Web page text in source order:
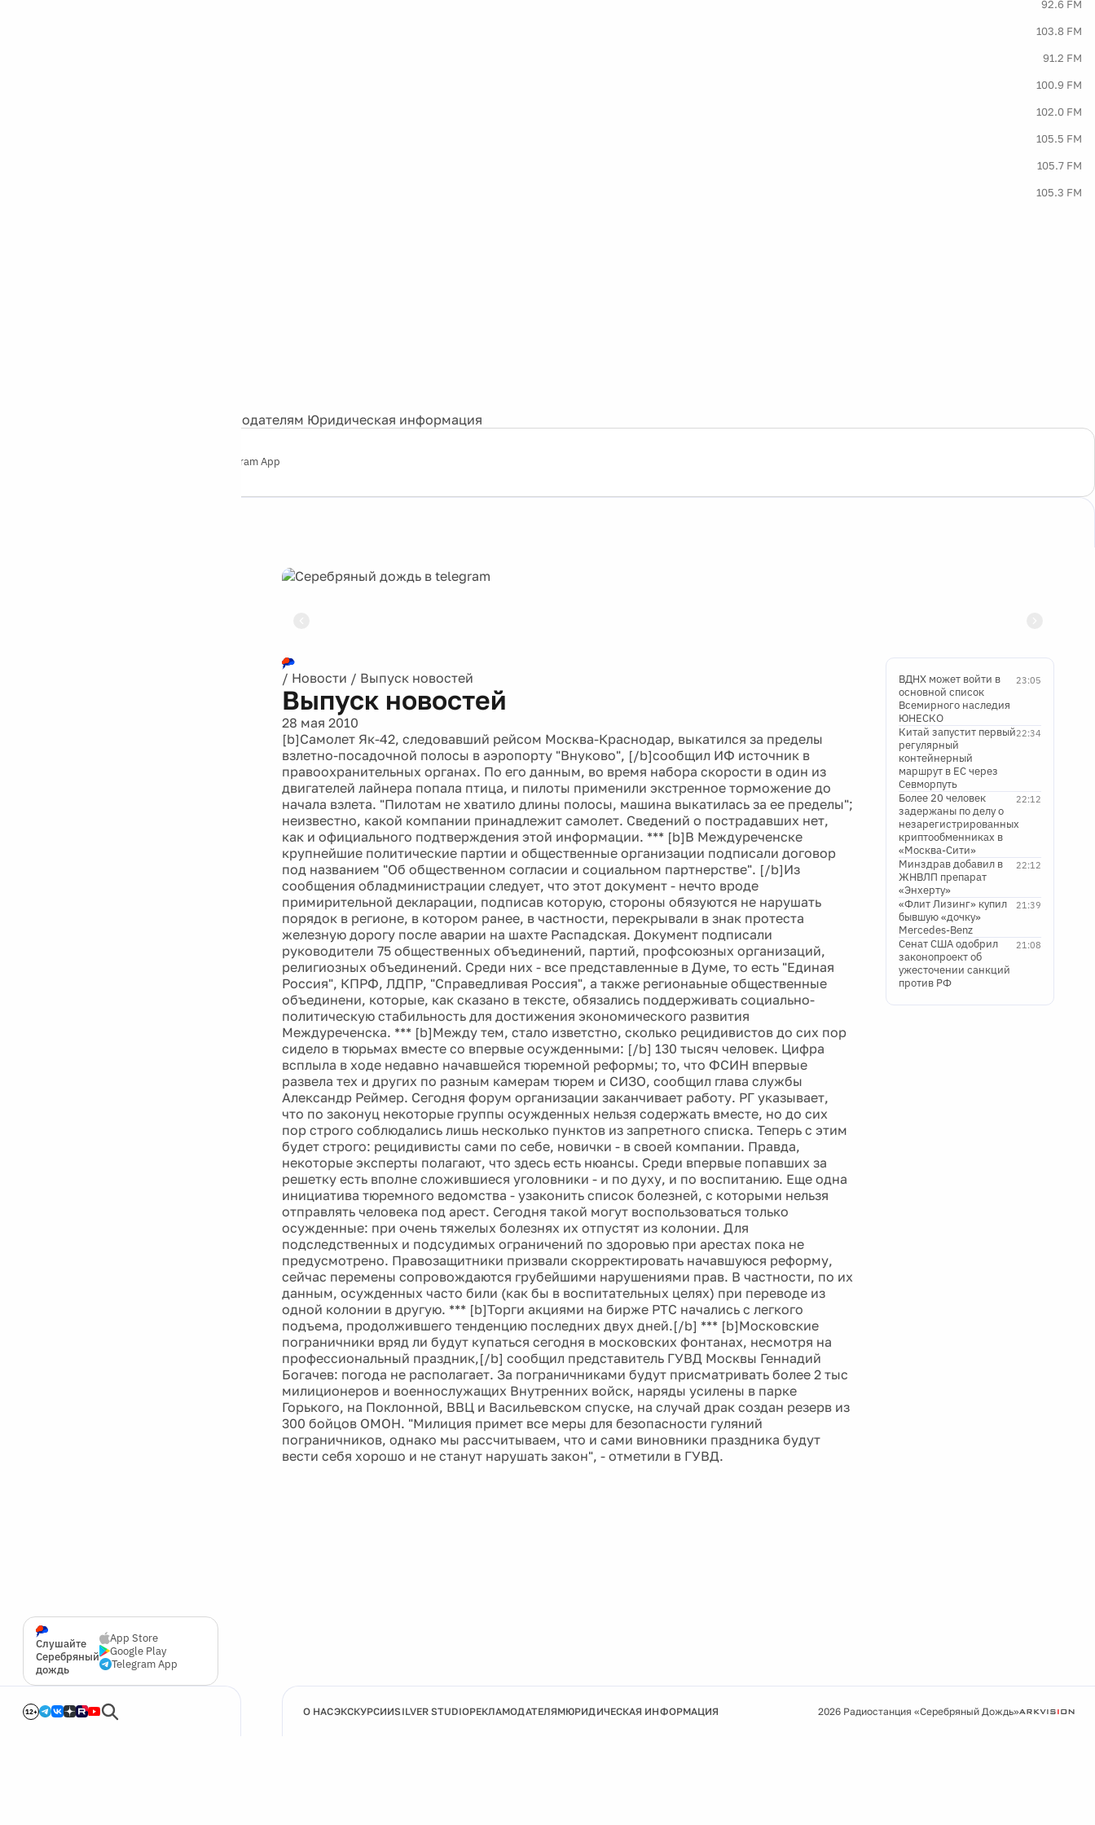
92.6 FM
103.8 FM
91.2 FM
100.9 FM
102.0 FM
105.5 FM
105.7 FM
105.3 FM
Рекламодателям Юридическая информация
Telegram App
Слушайте
Серебряный
дождь
App Store
Google Play
Telegram App
12+
/ Новости / Выпуск новостей
Выпуск новостей
28 мая 2010
[b]Самолет Як-42, следовавший рейсом Москва-Краснодар, выкатился за пределы
взлетно-посадочной полосы в аэропорту "Внуково", [/b]сообщил ИФ источник в
правоохранительных органах. По его данным, во время набора скорости в один из
двигателей лайнера попала птица, и пилоты применили экстренное торможение до
начала взлета. "Пилотам не хватило длины полосы, машина выкатилась за ее пределы";
неизвестно, какой компании принадлежит самолет. Сведений о пострадавших нет,
как и официального подтверждения этой информации. *** [b]В Междуреченске
крупнейшие политические партии и общественные организации подписали договор
под названием "Об общественном согласии и социальном партнерстве". [/b]Из
сообщения обладминистрации следует, что этот документ - нечто вроде
примирительной декларации, подписав которую, стороны обязуются не нарушать
порядок в регионе, в котором ранее, в частности, перекрывали в знак протеста
железную дорогу после аварии на шахте Распадская. Документ подписали
руководители 75 общественных объединений, партий, профсоюзных организаций,
религиозных объединений. Среди них - все представленные в Думе, то есть "Единая
Россия", КПРФ, ЛДПР, "Справедливая Россия", а также регионаьные общественные
объединени, которые, как сказано в тексте, обязались поддерживать социально-
политическую стабильность для достижения экономического развития
Междуреченска. *** [b]Между тем, стало изветстно, сколько рецидивистов до сих пор
сидело в тюрьмах вместе со впервые осужденными: [/b] 130 тысяч человек. Цифра
всплыла в ходе недавно начавшейся тюремной реформы; то, что ФСИН впервые
развела тех и других по разным камерам тюрем и СИЗО, сообщил глава службы
Александр Реймер. Сегодня форум организации заканчивает работу. РГ указывает,
что по законуц некоторые группы осужденных нельзя содержать вместе, но до сих
пор строго соблюдались лишь несколько пунктов из запретного списка. Теперь с этим
будет строго: рецидивисты сами по себе, новички - в своей компании. Правда,
некоторые эксперты полагают, что здесь есть нюансы. Среди впервые попавших за
решетку есть вполне сложившиеся уголовники - и по духу, и по воспитанию. Еще одна
инициатива тюремного ведомства - узаконить список болезней, с которыми нельзя
отправлять человека под арест. Сегодня такой могут воспользоваться только
осужденные: при очень тяжелых болезнях их отпустят из колонии. Для
подследственных и подсудимых ограничений по здоровью при арестах пока не
предусмотрено. Правозащитники призвали скорректировать начавшуюся реформу,
сейчас перемены сопровождаются грубейшими нарушениями прав. В частности, по их
данным, осужденных часто били (как бы в воспитательных целях) при переводе из
одной колонии в другую. *** [b]Торги акциями на бирже РТС начались с легкого
подъема, продолжившего тенденцию последних двух дней.[/b] *** [b]Московские
пограничники вряд ли будут купаться сегодня в московских фонтанах, несмотря на
профессиональный праздник,[/b] сообщил представитель ГУВД Москвы Геннадий
Богачев: погода не располагает. За пограничниками будут присматривать более 2 тыс
милиционеров и военнослужащих Внутренних войск, наряды усилены в парке
Горького, на Поклонной, ВВЦ и Васильевском спуске, на случай драк создан резерв из
300 бойцов ОМОН. "Милиция примет все меры для безопасности гуляний
пограничников, однако мы рассчитываем, что и сами виновники праздника будут
вести себя хорошо и не станут нарушать закон", - отметили в ГУВД.
23:05
ВДНХ может войти в
основной список
Всемирного наследия
ЮНЕСКО
22:34
Китай запустит первый
регулярный
контейнерный
маршрут в ЕС через
Севморпуть
22:12
Более 20 человек
задержаны по делу о
незарегистрированных
криптообменниках в
«Москва-Сити»
22:12
Минздрав добавил в
ЖНВЛП препарат
«Энхерту»
21:39
«Флит Лизинг» купил
бывшую «дочку»
Mercedes-Benz
21:08
Сенат США одобрил
законопроект об
ужесточении санкций
против РФ
О НАСЭКСКУРСИИSILVER STUDIOРЕКЛАМОДАТЕЛЯМЮРИДИЧЕСКАЯ ИНФОРМАЦИЯ 2026 Радиостанция «Серебряный Дождь»